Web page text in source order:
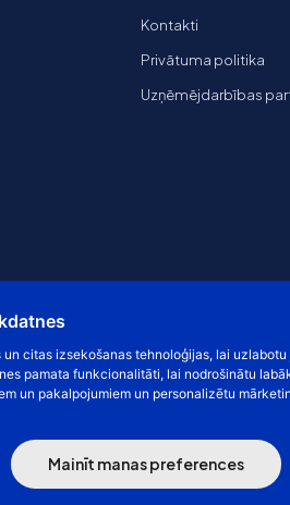
citas izsekošanas tehnoloģijas, lai
pamata funkcionalitāti, lai nodrošinātu
un pakalpojumiem un personalizētu
Mainīt manas preferences
Kontakti
Privātuma politika
Uzņēmējdarbības
draudžiama. Kainos nurodytos be